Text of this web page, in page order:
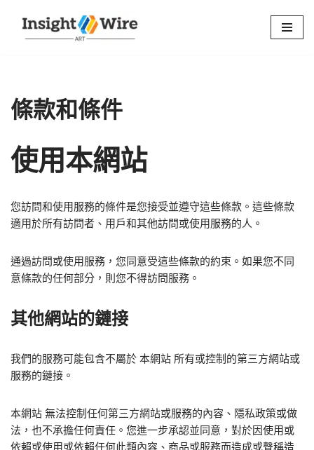
Skip
條款和條件
使用本網站
您訪問和使用服務的條件是您接受並遵守這些條款。這些條款
適用於所有訪問者、用戶和其他訪問或使用服務的人。
通過訪問或使用服務，您同意受這些條款的約束。如果您不同
意條款的任何部分，則您不得訪問服務。
其他網站的鏈接
我們的服務可能包含不屬於 本網站 所有或控制的第三方網站或
服務的鏈接。
本網站 無法控制任何第三方網站或服務的內容、隱私政策或做
法，也不承擔任何責任。您進一步承認並同意，對於因使用或
依賴或使用或依賴任何此類內容、商品或服務而造成或聲稱造